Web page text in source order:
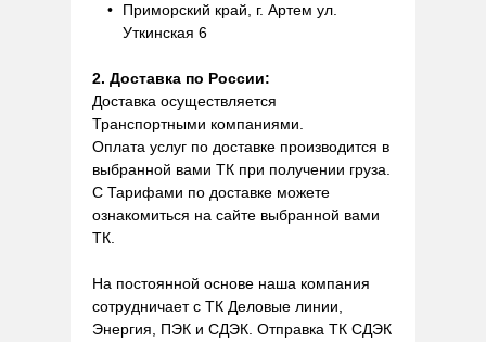
Приморский край, г. Артем ул.
Уткинская 6
2. Доставка по России:
Доставка осуществляется
Транспортными компаниями.
Оплата услуг по доставке производится в
выбранной вами ТК при получении груза.
С Тарифами по доставке можете
ознакомиться на сайте выбранной вами
ТК.
На постоянной основе наша компания
сотрудничает с ТК Деловые линии,
Энергия, ПЭК и СДЭК. Отправка ТК СДЭК